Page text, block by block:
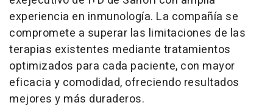
experiencia en inmunología. La compañía se
compromete a superar las limitaciones de las
terapias existentes mediante tratamientos
optimizados para cada paciente, con mayor
eficacia y comodidad, ofreciendo resultados
mejores y más duraderos.